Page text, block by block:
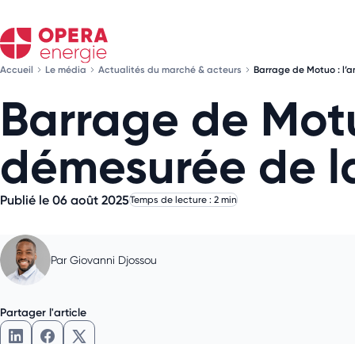
Accueil Le média Actualités du marché & acteurs Barrage de Motuo :
Barrage de
démesurée de
Publié le 06 août 2025Temps de lecture : 2 min
Par Giovanni Djossou
Partager l'article